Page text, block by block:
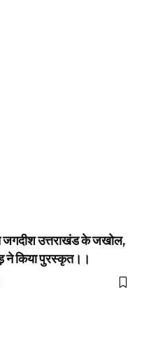
जगदीश उत्तराखंड के जखोल,
ने किया पुरस्कृत।।